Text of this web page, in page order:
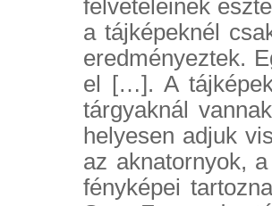
felvételeinek
a tájképeknél
eredményeztek.
el […]. A
tárgyaknál
helyesen adjuk
az aknatornyok,
fényképei